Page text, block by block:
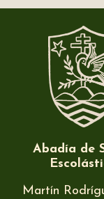
Abadía de
Martín